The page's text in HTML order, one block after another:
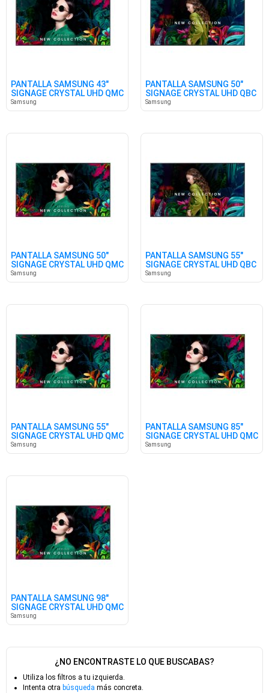
PANTALLA SAMSUNG 43"
SIGNAGE CRYSTAL UHD QMC
Samsung
PANTALLA SAMSUNG 50"
SIGNAGE CRYSTAL UHD QBC
Samsung
PANTALLA SAMSUNG 50"
SIGNAGE CRYSTAL UHD QMC
Samsung
PANTALLA SAMSUNG 55"
SIGNAGE CRYSTAL UHD QBC
Samsung
PANTALLA SAMSUNG 55"
SIGNAGE CRYSTAL UHD QMC
Samsung
PANTALLA SAMSUNG 85"
SIGNAGE CRYSTAL UHD QMC
Samsung
PANTALLA SAMSUNG 98"
SIGNAGE CRYSTAL UHD QMC
Samsung
¿NO ENCONTRASTE LO QUE BUSCABAS?
Utiliza los filtros a tu izquierda.
Intenta otra búsqueda más concreta.